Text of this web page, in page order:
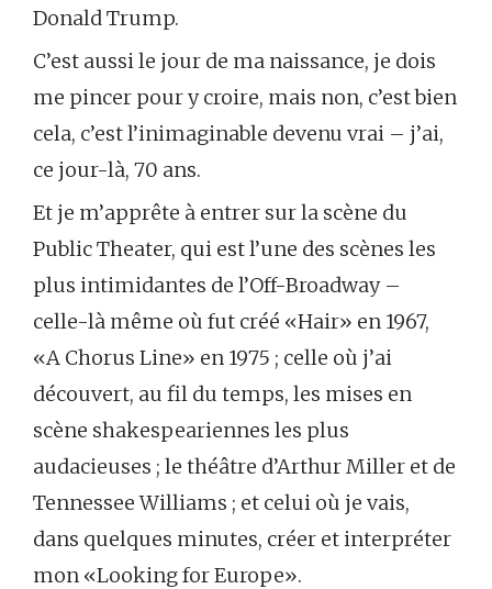
Donald Trump.
C’est aussi le jour de ma naissance, je dois
me pincer pour y croire, mais non, c’est bien
cela, c’est l’inimaginable devenu vrai – j’ai,
ce jour-là, 70 ans.
Et je m’apprête à entrer sur la scène du
Public Theater, qui est l’une des scènes les
plus intimidantes de l’Off-Broadway –
celle-là même où fut créé «Hair» en 1967,
«A Chorus Line» en 1975 ; celle où j’ai
découvert, au fil du temps, les mises en
scène shakespeariennes les plus
audacieuses ; le théâtre d’Arthur Miller et de
Tennessee Williams ; et celui où je vais,
dans quelques minutes, créer et interpréter
mon «Looking for Europe».